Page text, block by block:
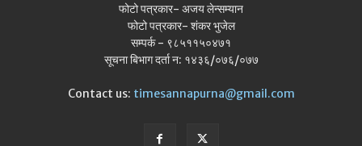
फोटो पत्रकार- अजय लेन्सम्यान
फोटो पत्रकार- शंकर भुजेल
सम्पर्क - ९८५११५०४७१
सूचना बिभाग दर्ता न: १४३६/०७६/०७७
Contact us: timesannapurna@gmail.com